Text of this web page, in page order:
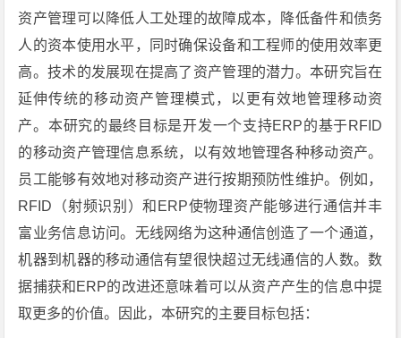
资产管理可以降低人工处理的故障成本，降低备件和债务
人的资本使用水平，同时确保设备和工程师的使用效率更
高。技术的发展现在提高了资产管理的潜力。本研究旨在
延伸传统的移动资产管理模式，以更有效地管理移动资
产。本研究的最终目标是开发一个支持ERP的基于RFID
的移动资产管理信息系统，以有效地管理各种移动资产。
员工能够有效地对移动资产进行按期预防性维护。例如，
RFID（射频识别）和ERP使物理资产能够进行通信并丰
富业务信息访问。无线网络为这种通信创造了一个通道，
机器到机器的移动通信有望很快超过无线通信的人数。数
据捕获和ERP的改进还意味着可以从资产产生的信息中提
取更多的价值。因此，本研究的主要目标包括：